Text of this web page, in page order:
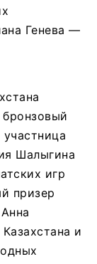
Генева —
Шалыгина
игр
призер
и